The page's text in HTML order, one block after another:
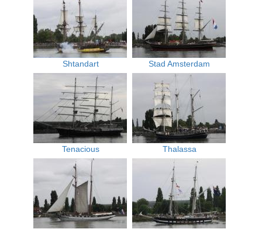
Shtandart Stad Amsterdam
Tenacious Thalassa